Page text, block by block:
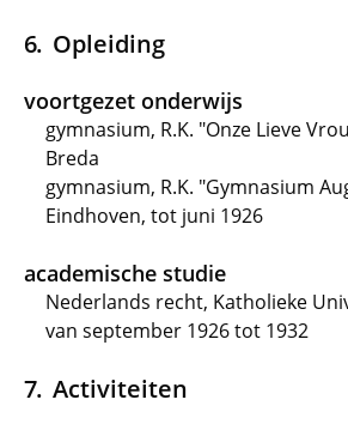
Opleiding
voortgezet onderwijs
gymnasium, R.K. "Onze Lieve
Breda
gymnasium, R.K. "Gymnasium
Eindhoven, tot juni 1926
academische studie
Nederlands recht, Katholieke
van september 1926 tot 1932
Activiteiten